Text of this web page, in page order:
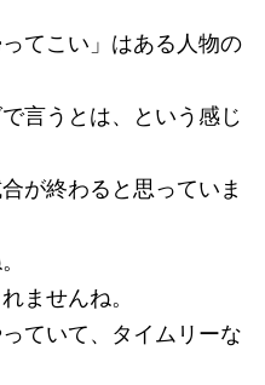
てこい」はある人物の
言うとは、という感じ
が終わると思っていま
ませんね。
ていて、タイムリーな